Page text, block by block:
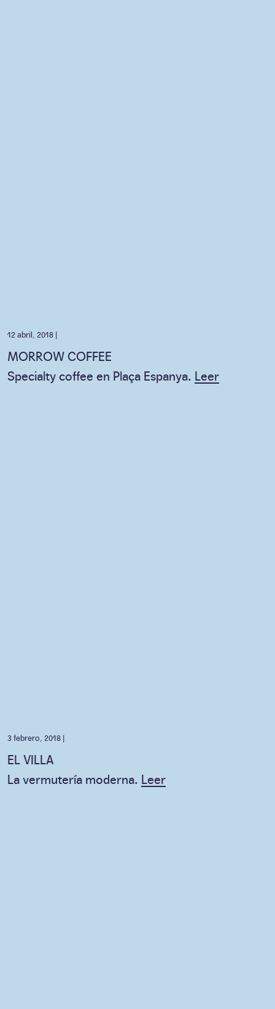
12 abril, 2018 |
MORROW COFFEE
Specialty coffee en Plaça Espanya. Leer
3 febrero, 2018 |
EL VILLA
La vermutería moderna. Leer